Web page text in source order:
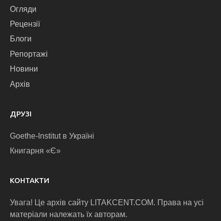
Огляди
Рецензії
Блоги
Репортажі
Новини
Архів
ДРУЗІ
Goethe-Institut в Україні
Книгарня «Є»
КОНТАКТИ
Увага! Це архів сайту LITAKCENT.COM. Права на усі
матеріали належать їх авторам.